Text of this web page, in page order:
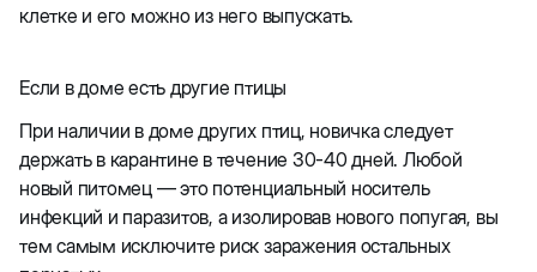
клетке и его можно из него выпускать.
Если в доме есть другие птицы
При наличии в доме других птиц, новичка следует
держать в карантине в течение 30-40 дней. Любой
новый питомец — это потенциальный носитель
инфекций и паразитов, а изолировав нового попугая, вы
тем самым исключите риск заражения остальных